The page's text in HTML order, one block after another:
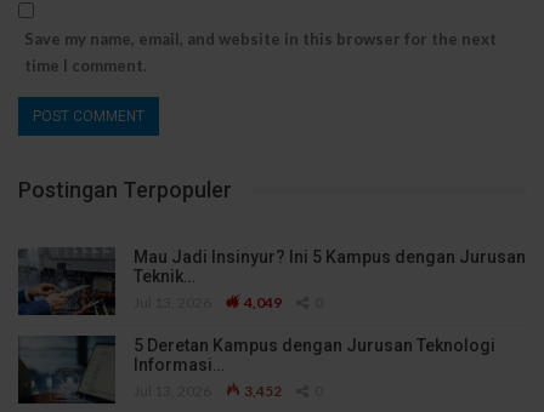
Save my name, email, and website in this browser for the next
time I comment.
Postingan Terpopuler
Mau Jadi Insinyur? Ini 5 Kampus dengan Jurusan
Teknik…
4,049
5 Deretan Kampus dengan Jurusan Teknologi
Informasi…
3,452